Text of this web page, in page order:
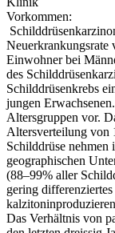
Vorkommen:
Neuerkrankungsrate
Einwohner bei
des
Schilddrüsenkrebs
jungen
Altersgruppen vor.
Altersverteilung von
Schilddrüse nehmen
geographischen
(88–99% aller
gering
Das Verhältnis von